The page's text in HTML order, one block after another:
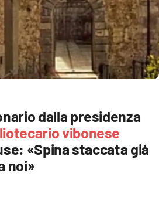
dalla presidenza
vibonese
«Spina staccata già
noi»